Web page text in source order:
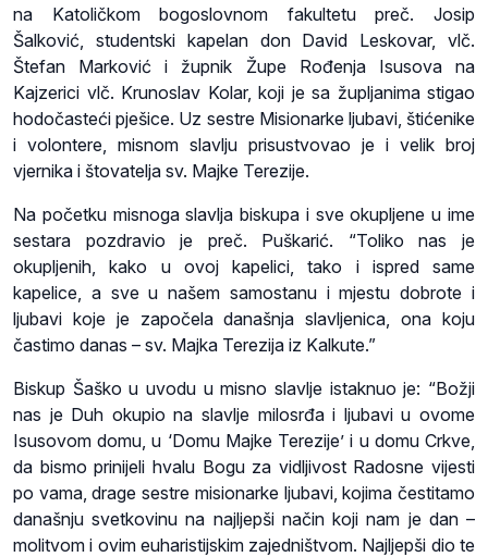
na Katoličkom bogoslovnom fakultetu preč. Josip
Šalković, studentski kapelan don David Leskovar, vlč.
Štefan Marković i župnik Župe Rođenja Isusova na
Kajzerici vlč. Krunoslav Kolar, koji je sa župljanima stigao
hodočasteći pješice. Uz sestre Misionarke ljubavi, štićenike
i volontere, misnom slavlju prisustvovao je i velik broj
vjernika i štovatelja sv. Majke Terezije.
Na početku misnoga slavlja biskupa i sve okupljene u ime
sestara pozdravio je preč. Puškarić. “Toliko nas je
okupljenih, kako u ovoj kapelici, tako i ispred same
kapelice, a sve u našem samostanu i mjestu dobrote i
ljubavi koje je započela današnja slavljenica, ona koju
častimo danas – sv. Majka Terezija iz Kalkute.”
Biskup Šaško u uvodu u misno slavlje istaknuo je: “Božji
nas je Duh okupio na slavlje milosrđa i ljubavi u ovome
Isusovom domu, u ‘Domu Majke Terezije’ i u domu Crkve,
da bismo prinijeli hvalu Bogu za vidljivost Radosne vijesti
po vama, drage sestre misionarke ljubavi, kojima čestitamo
današnju svetkovinu na najljepši način koji nam je dan –
molitvom i ovim euharistijskim zajedništvom. Najljepši dio te